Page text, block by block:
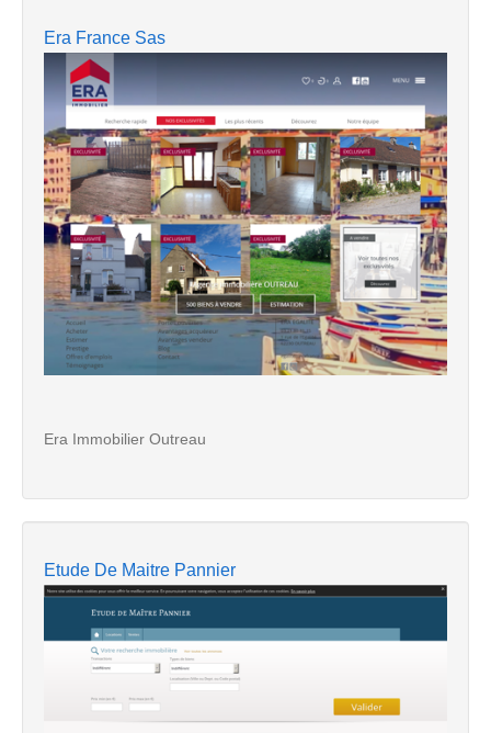
Era France Sas
Era Immobilier Outreau
Etude De Maitre Pannier